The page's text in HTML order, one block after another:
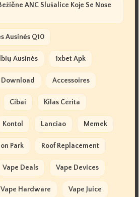
ANC Slušalice Koje Se Nose
Ausinės Q10
Ausinės 1xbet Apk
Download Accessoires
Cibai Kilas Cerita
Kontol Lanciao Memek
Park Roof Replacement
Vape Deals Vape Devices
Vape Hardware Vape Juice